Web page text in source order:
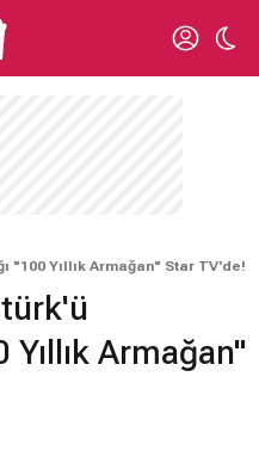
"100 Yıllık Armağan" Star TV'de!
Yıllık Armağan"